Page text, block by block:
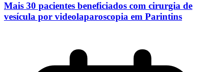
Mais 30 pacientes beneficiados com cirurgia de
vesícula por videolaparoscopia em Parintins